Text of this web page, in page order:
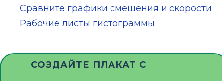
Сравните графики смещения и скорости
Рабочие листы гистограммы
СОЗДАЙТЕ ПЛАКАТ С